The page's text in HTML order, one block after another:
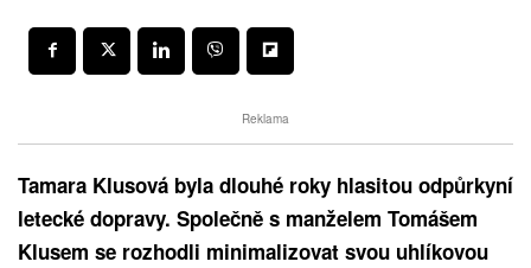
Reklama
Tamara Klusová byla dlouhé roky hlasitou odpůrkyní
letecké dopravy. Společně s manželem Tomášem
Klusem se rozhodli minimalizovat svou uhlíkovou